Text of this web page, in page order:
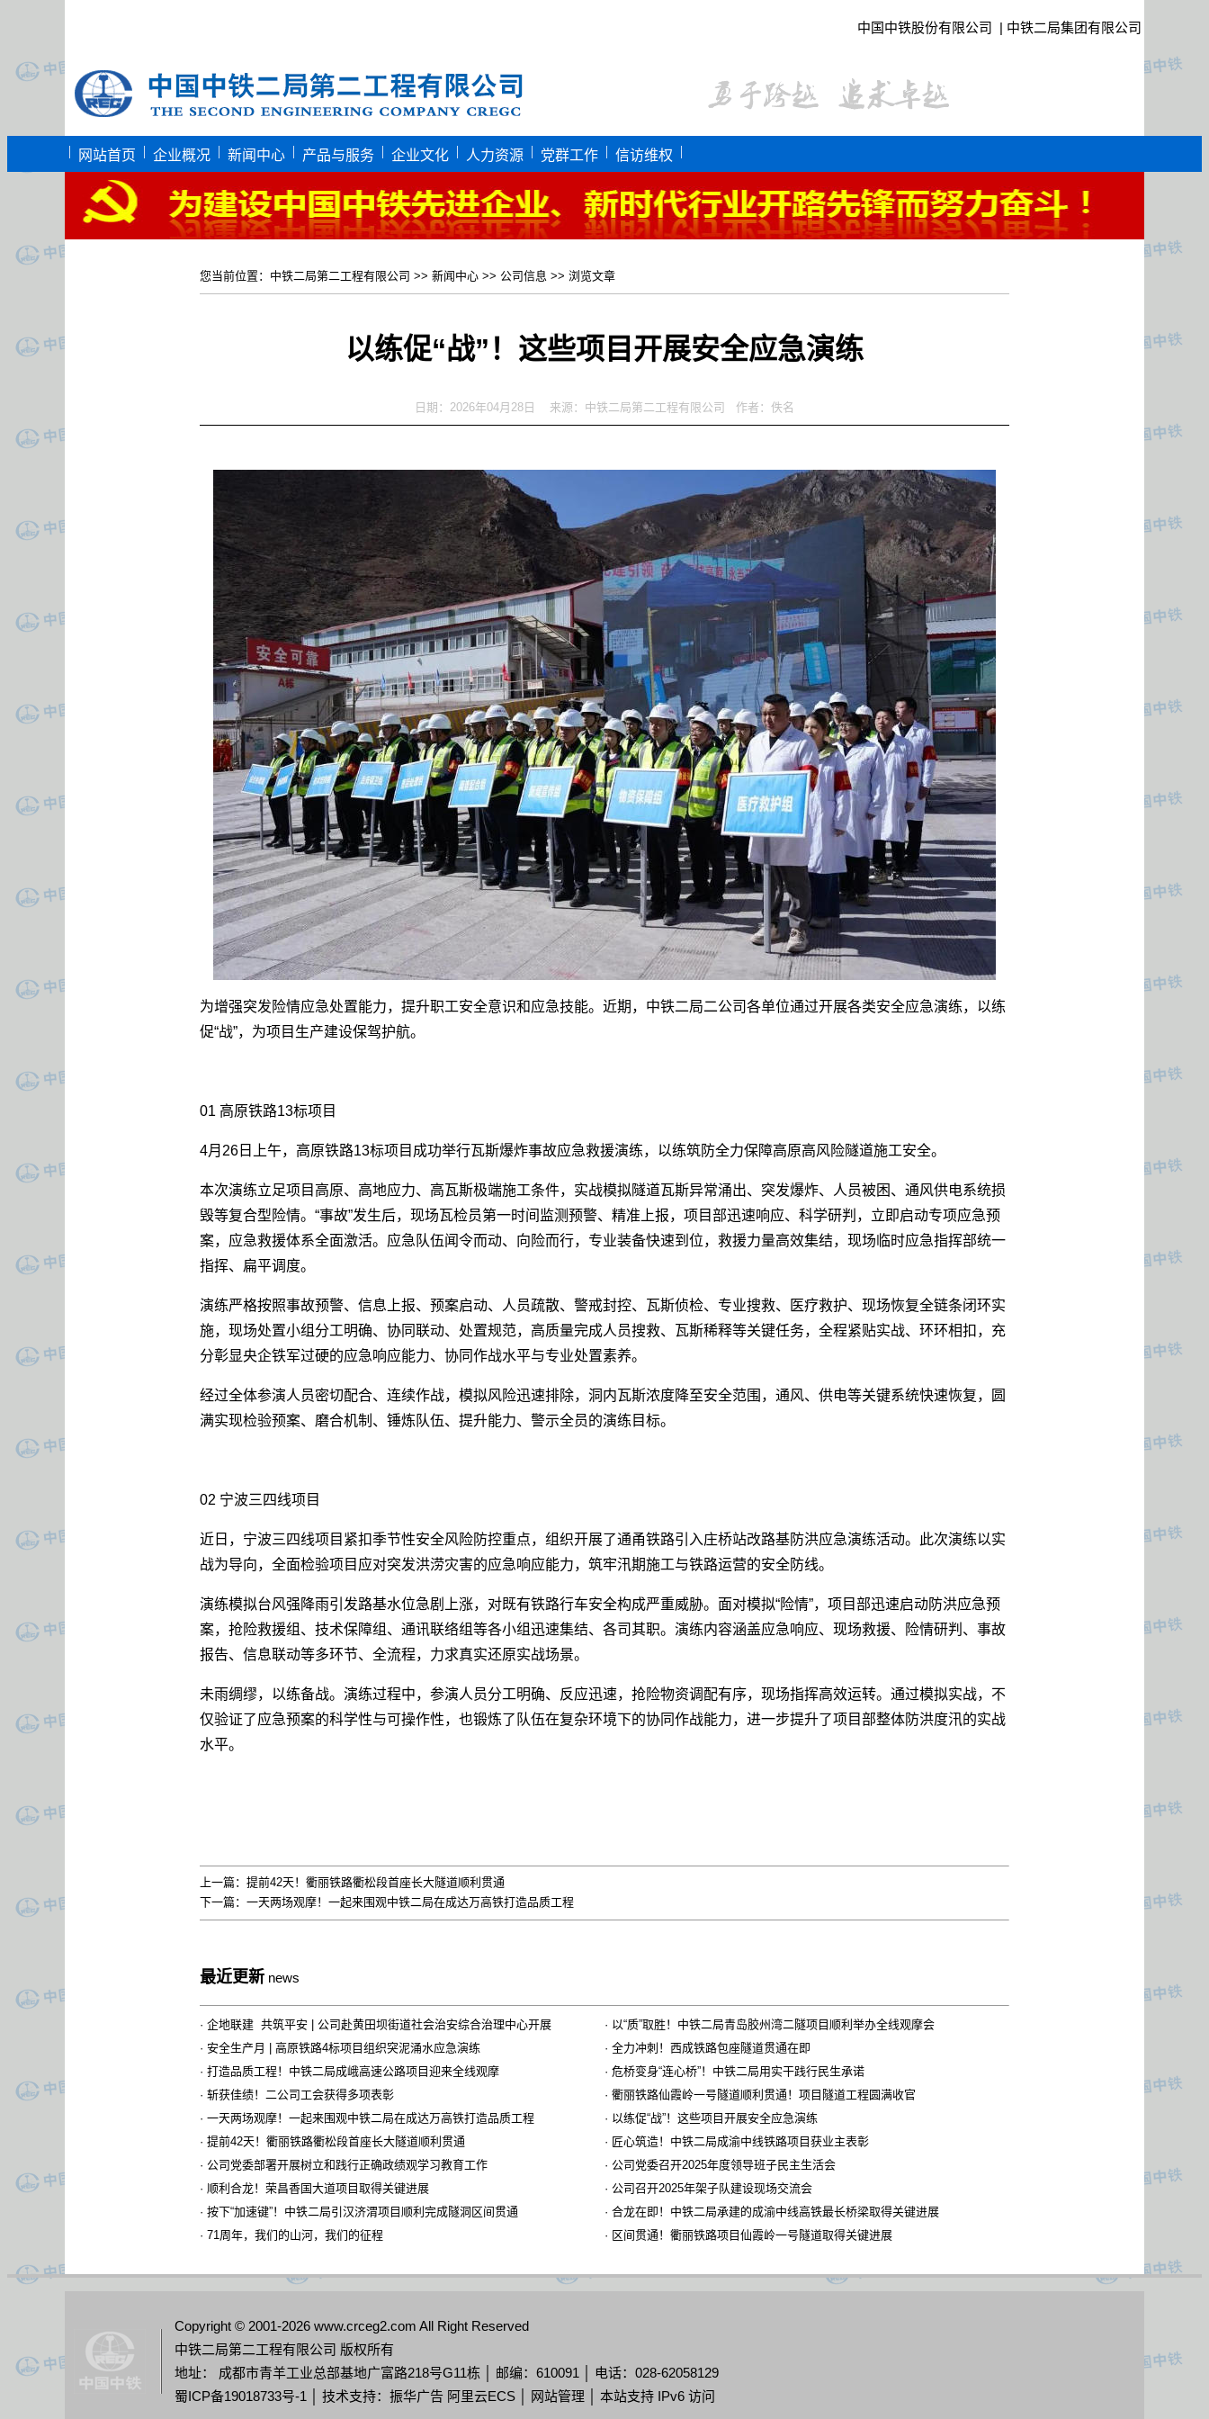
中国中铁股份有限公司 | 中铁二局集团有限公司
| 网站首页 | 企业概况 | 新闻中心 | 产品与服务 | 企业文化 | 人力资源 | 党群工作 | 信访维权 |
您当前位置： 中铁二局第二工程有限公司 >> 新闻中心 >> 公司信息 >> 浏览文章
以练促“战”！这些项目开展安全应急演练
日期：2026年04月28日 来源：中铁二局第二工程有限公司 作者：佚名
为增强突发险情应急处置能力，提升职工安全意识和应急技能。近期，中铁二局二公司各单位通过开展各类安全应急演练，以练
促“战”，为项目生产建设保驾护航。
01 高原铁路13标项目
4月26日上午，高原铁路13标项目成功举行瓦斯爆炸事故应急救援演练，以练筑防全力保障高原高风险隧道施工安全。
本次演练立足项目高原、高地应力、高瓦斯极端施工条件，实战模拟隧道瓦斯异常涌出、突发爆炸、人员被困、通风供电系统损
毁等复合型险情。“事故”发生后，现场瓦检员第一时间监测预警、精准上报，项目部迅速响应、科学研判，立即启动专项应急预
案，应急救援体系全面激活。应急队伍闻令而动、向险而行，专业装备快速到位，救援力量高效集结，现场临时应急指挥部统一
指挥、扁平调度。
演练严格按照事故预警、信息上报、预案启动、人员疏散、警戒封控、瓦斯侦检、专业搜救、医疗救护、现场恢复全链条闭环实
施，现场处置小组分工明确、协同联动、处置规范，高质量完成人员搜救、瓦斯稀释等关键任务，全程紧贴实战、环环相扣，充
分彰显央企铁军过硬的应急响应能力、协同作战水平与专业处置素养。
经过全体参演人员密切配合、连续作战，模拟风险迅速排除，洞内瓦斯浓度降至安全范围，通风、供电等关键系统快速恢复，圆
满实现检验预案、磨合机制、锤炼队伍、提升能力、警示全员的演练目标。
02 宁波三四线项目
近日，宁波三四线项目紧扣季节性安全风险防控重点，组织开展了通甬铁路引入庄桥站改路基防洪应急演练活动。此次演练以实
战为导向，全面检验项目应对突发洪涝灾害的应急响应能力，筑牢汛期施工与铁路运营的安全防线。
演练模拟台风强降雨引发路基水位急剧上涨，对既有铁路行车安全构成严重威胁。面对模拟“险情”，项目部迅速启动防洪应急预
案，抢险救援组、技术保障组、通讯联络组等各小组迅速集结、各司其职。演练内容涵盖应急响应、现场救援、险情研判、事故
报告、信息联动等多环节、全流程，力求真实还原实战场景。
未雨绸缪，以练备战。演练过程中，参演人员分工明确、反应迅速，抢险物资调配有序，现场指挥高效运转。通过模拟实战，不
仅验证了应急预案的科学性与可操作性，也锻炼了队伍在复杂环境下的协同作战能力，进一步提升了项目部整体防洪度汛的实战
水平。
上一篇： 提前42天！衢丽铁路衢松段首座长大隧道顺利贯通
下一篇： 一天两场观摩！一起来围观中铁二局在成达万高铁打造品质工程
最近更新 news
· 企地联建 共筑平安 | 公司赴黄田坝街道社会治安综合治理中心开展 · 以“质”取胜！中铁二局青岛胶州湾二隧项目顺利举办全线观摩会
· 安全生产月 | 高原铁路4标项目组织突泥涌水应急演练 · 全力冲刺！西成铁路包座隧道贯通在即
· 打造品质工程！中铁二局成峨高速公路项目迎来全线观摩 · 危桥变身“连心桥”！中铁二局用实干践行民生承诺
· 斩获佳绩！二公司工会获得多项表彰 · 衢丽铁路仙霞岭一号隧道顺利贯通！项目隧道工程圆满收官
· 一天两场观摩！一起来围观中铁二局在成达万高铁打造品质工程 · 以练促“战”！这些项目开展安全应急演练
· 提前42天！衢丽铁路衢松段首座长大隧道顺利贯通 · 匠心筑造！中铁二局成渝中线铁路项目获业主表彰
· 公司党委部署开展树立和践行正确政绩观学习教育工作 · 公司党委召开2025年度领导班子民主生活会
· 顺利合龙！荣昌香国大道项目取得关键进展 · 公司召开2025年架子队建设现场交流会
· 按下“加速键”！中铁二局引汉济渭项目顺利完成隧洞区间贯通 · 合龙在即！中铁二局承建的成渝中线高铁最长桥梁取得关键进展
· 71周年，我们的山河，我们的征程 · 区间贯通！衢丽铁路项目仙霞岭一号隧道取得关键进展
Copyright © 2001-2026 www.crceg2.com All Right Reserved
中铁二局第二工程有限公司 版权所有
地址： 成都市青羊工业总部基地广富路218号G11栋 │ 邮编：610091 │ 电话：028-62058129
蜀ICP备19018733号-1 │ 技术支持：振华广告 阿里云ECS │ 网站管理 │ 本站支持 IPv6 访问